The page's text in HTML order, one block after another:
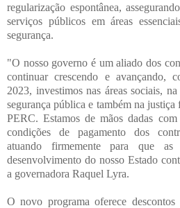
regularização espontânea,
serviços públicos em áreas
segurança.
"O nosso governo é um aliado dos
continuar crescendo e avançando,
2023, investimos nas áreas sociais,
segurança pública e também na
PERC. Estamos de mãos dadas
condições de pagamento dos
atuando firmemente para que as
desenvolvimento do nosso Estado
a governadora Raquel Lyra.
O novo programa oferece